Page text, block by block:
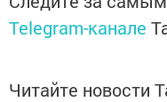
Telegram-канале
Читайте новости